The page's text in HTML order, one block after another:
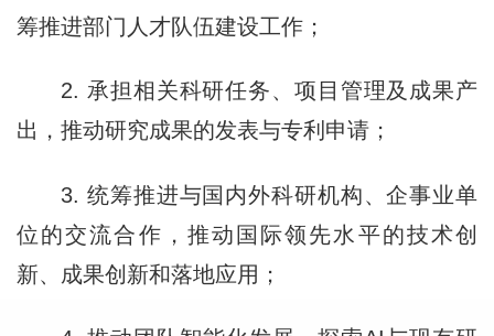
筹推进部门人才队伍建设工作；
2. 承担相关科研任务、项目管理及成果产
出，推动研究成果的发表与专利申请；
3. 统筹推进与国内外科研机构、企事业单
位的交流合作，推动国际领先水平的技术创
新、成果创新和落地应用；